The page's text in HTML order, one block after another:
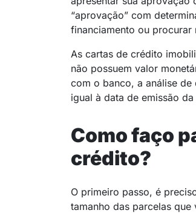
“aprovação” com
financiamento ou procurar
As cartas de crédito
não possuem valor
com o banco, a análise
igual à data de emissão
Como faço
crédito?
O primeiro passo, é
tamanho das parcelas